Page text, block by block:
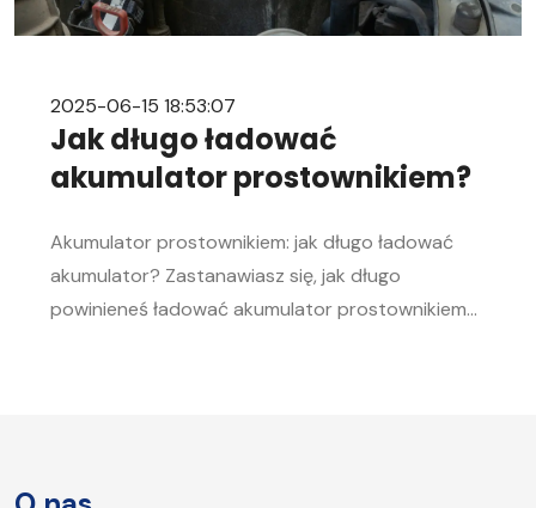
2025-06-15 18:53:07
Jak długo ładować
akumulator prostownikiem?
Akumulator prostownikiem: jak długo ładować
akumulator? Zastanawiasz się, jak długo
powinieneś ładować akumulator prostownikiem?